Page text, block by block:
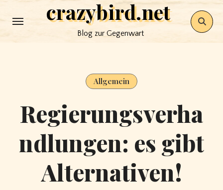
to
crazybird.net
Blog zur Gegenwart
Allgemein
Regierungsverha
ndlungen: es gibt
Alternativen!